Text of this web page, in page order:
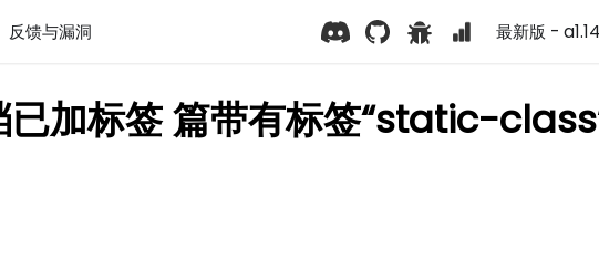
反馈与漏洞 最新版 -
已加标签 篇带有标签“static-